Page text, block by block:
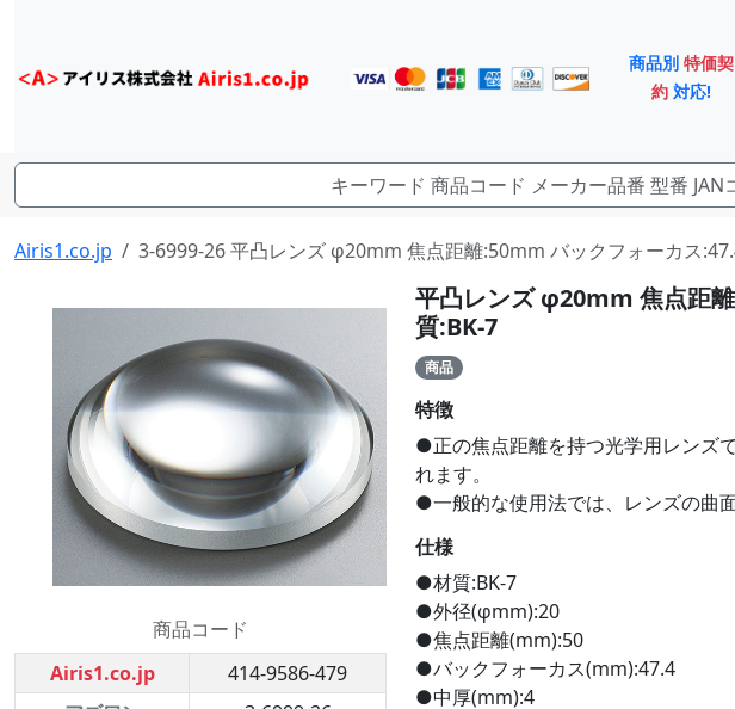
商品別 特価契
約 対応!
Airis1.co.jp 3-6999-26 平凸レンズ φ20mm 焦点距離:50mm バックフォーカス
商品コード
Airis1.co.jp
414-9586-479
平凸レンズ φ20mm 焦点距
質:BK-7
商品
特徴
●正の焦点距離を持つ光学用レンズ
れます。
●一般的な使用法では、レンズの曲
仕様
●材質:BK-7
●外径(φmm):20
●焦点距離(mm):50
●バックフォーカス(mm):47.4
●中厚(mm):4